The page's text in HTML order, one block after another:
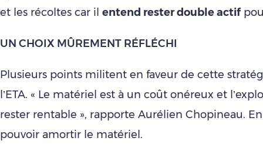
et les récoltes car il entend rester double actif
UN CHOIX MÛREMENT RÉFLÉCHI
Plusieurs points militent en faveur de cette
l’ETA. « Le matériel est à un coût onéreux et
rester rentable », rapporte Aurélien Chopineau.
pouvoir amortir le matériel.